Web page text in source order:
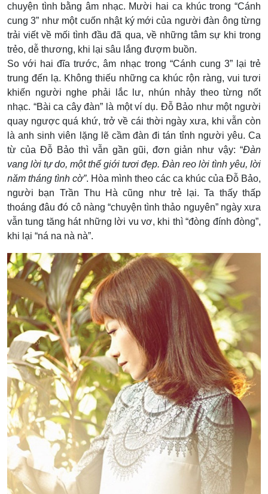
chuyện tình bằng âm nhạc. Mười hai ca khúc trong “Cánh
cung 3” như một cuốn nhật ký mới của người đàn ông từng
trải viết về mối tình đầu đã qua, về những tâm sự khi trong
trẻo, dễ thương, khi lại sâu lắng đượm buồn.
So với hai đĩa trước, âm nhạc trong “Cánh cung 3” lại trẻ
trung đến lạ. Không thiếu những ca khúc rộn ràng, vui tươi
khiến người nghe phải lắc lư, nhún nhảy theo từng nốt
nhạc. “Bài ca cây đàn” là một ví dụ. Đỗ Bảo như một người
quay ngược quá khứ, trở về cái thời ngày xưa, khi vẫn còn
là anh sinh viên lặng lẽ cầm đàn đi tán tỉnh người yêu. Ca
từ của Đỗ Bảo thì vẫn gần gũi, đơn giản như vậy: “Đàn
vang lời tự do, một thế giới tươi đẹp. Đàn reo lời tình yêu, lời
năm tháng tình cờ”. Hòa mình theo các ca khúc của Đỗ Bảo,
người bạn Trần Thu Hà cũng như trẻ lại. Ta thấy thấp
thoáng đâu đó cô nàng “chuyện tình thảo nguyên” ngày xưa
vẫn tung tăng hát những lời vu vơ, khi thì “đòng đính đòng”,
khi lại “ná na nà nà”.